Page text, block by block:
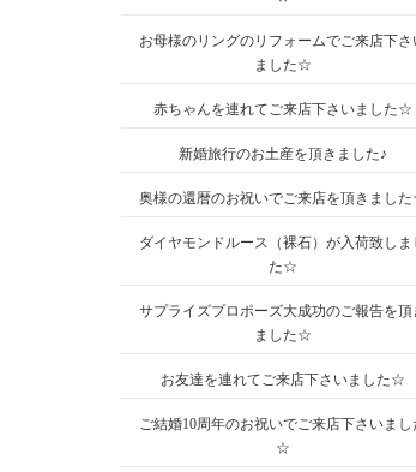
お母様のリングのリフォームでご来店下さ
ました☆
赤ちゃんを連れてご来店下さいました☆
新婚旅行のお土産を頂きました♪
奥様の還暦のお祝いでご来店を頂きまし
ダイヤモンドルース（裸石）が入荷致しま
た☆
サプライズプロポーズ大成功のご報告を頂
ました☆
お友達を連れてご来店下さいました☆
ご結婚10周年のお祝いでご来店下さいまし
☆